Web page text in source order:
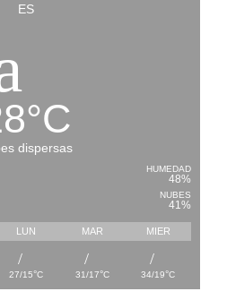
ES
°C
dispersas
HUMEDAD
48%
NUBES
41%
LUN MAR MIER
27/15°C 31/17°C 34/19°C